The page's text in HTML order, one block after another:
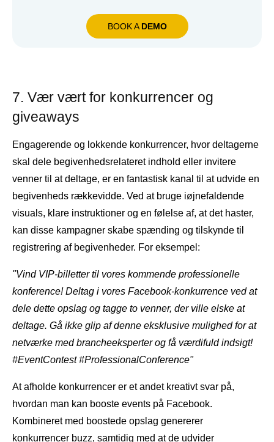
BOOK A DEMO
7. Vær vært for konkurrencer og
giveaways
Engagerende og lokkende konkurrencer, hvor deltagerne
skal dele begivenhedsrelateret indhold eller invitere
venner til at deltage, er en fantastisk kanal til at udvide en
begivenheds rækkevidde. Ved at bruge iøjnefaldende
visuals, klare instruktioner og en følelse af, at det haster,
kan disse kampagner skabe spænding og tilskynde til
registrering af begivenheder. For eksempel:
"Vind VIP-billetter til vores kommende professionelle
konference! Deltag i vores Facebook-konkurrence ved at
dele dette opslag og tagge to venner, der ville elske at
deltage. Gå ikke glip af denne eksklusive mulighed for at
netværke med brancheeksperter og få værdifuld indsigt!
#EventContest #ProfessionalConference"
At afholde konkurrencer er et andet kreativt svar på,
hvordan man kan booste events på Facebook.
Kombineret med boostede opslag genererer
konkurrencer buzz, samtidig med at de udvider